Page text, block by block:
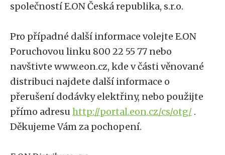
společností E.ON Česká republika, s.r.o.
Pro případné další informace volejte E.ON
Poruchovou linku 800 22 55 77 nebo
navštivte www.eon.cz, kde v části věnované
distribuci najdete další informace o
přerušení dodávky elektřiny, nebo použijte
přímo adresuhttp://portal.eon.cz/cs/otg/ .
Děkujeme Vám za pochopení.